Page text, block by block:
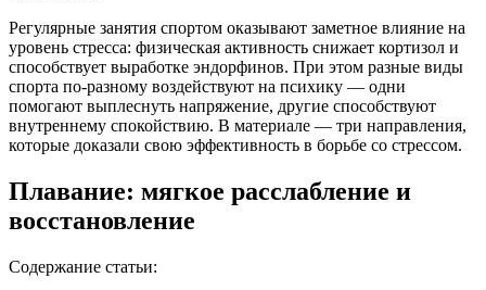
Регулярные занятия спортом оказывают заметное влияние на
уровень стресса: физическая активность снижает кортизол и
способствует выработке эндорфинов. При этом разные виды
спорта по-разному воздействуют на психику — одни
помогают выплеснуть напряжение, другие способствуют
внутреннему спокойствию. В материале — три направления,
которые доказали свою эффективность в борьбе со стрессом.
Плавание: мягкое расслабление и
восстановление
Содержание статьи: